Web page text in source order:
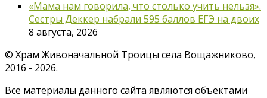
«Мама нам говорила, что столько учить нельзя».
Сестры Деккер набрали 595 баллов ЕГЭ на двоих
8 августа, 2026
© Храм Живоначальной Троицы села Вощажниково,
2016 - 2026.
Все материалы данного сайта являются объектами